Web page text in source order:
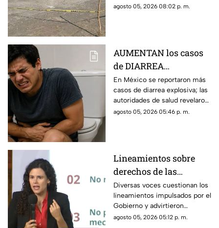
Veracruz, lo que movilizó a
agosto 05, 2026 08:02 p. m.
AUMENTAN los casos
de DIARREA
EXPLOSIVA en México;
esto revelaron de los
pacientes
En México se reportaron más
casos de diarrea explosiva; las
autoridades de salud revelaron
detalles sobre los pacientes.
agosto 05, 2026 05:46 p. m.
Lineamientos sobre
derechos de las
audiencias son
CENSURA disfrazada
Diversas voces cuestionan los
lineamientos impulsados por el
Gobierno y advirtieron
posibles riesgos para los
agosto 05, 2026 05:12 p. m.